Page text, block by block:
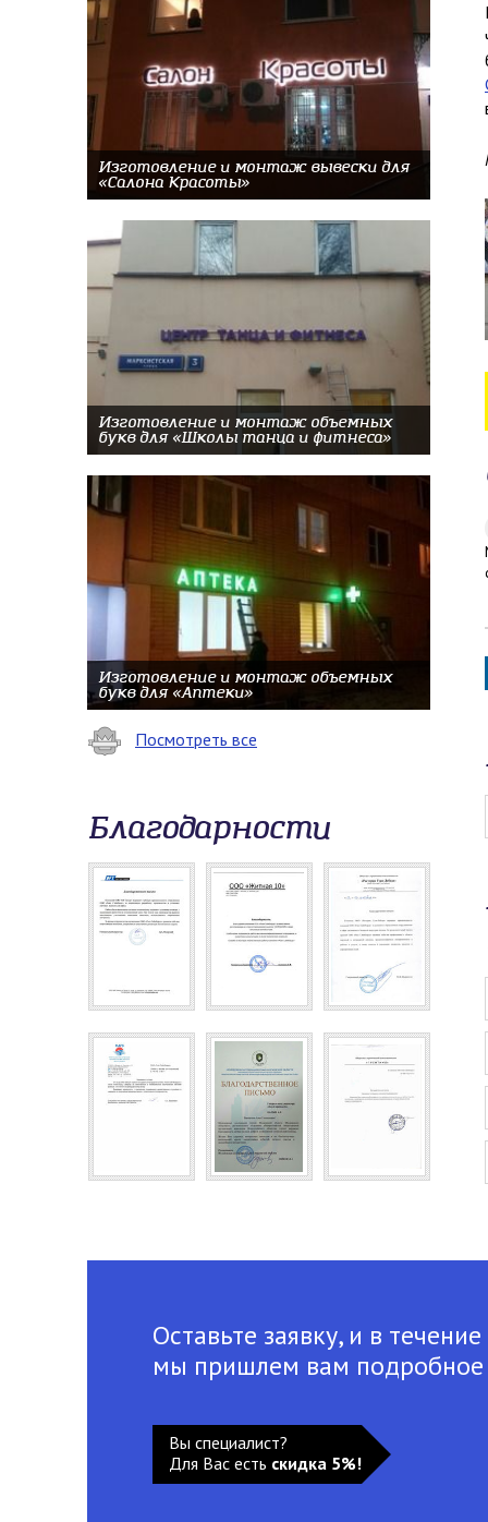
Изготовление и монтаж вывески для
«Салона Красоты»
Изготовление и монтаж объемных
букв для «Школы танца и фитнеса»
Изготовление и монтаж объемных
букв для «Аптеки»
Посмотреть все
Благодарности
Оставьте заявку, и в
мы пришлем вам
Вы специалист?
Для Вас есть скидка 5%!